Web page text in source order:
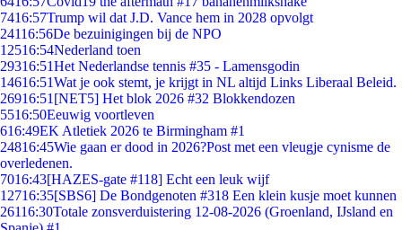
7416:57Trump wil dat J.D. Vance hem in 2028 opvolgt
24116:56De bezuinigingen bij de NPO
12516:54Nederland toen
29316:51Het Nederlandse tennis #35 - Lamensgodin
14616:51Wat je ook stemt, je krijgt in NL altijd Links Liberaal Beleid.
26916:51 [NET5] Het blok 2026 #32 Blokkendozen
5516:50Eeuwig voortleven
616:49EK Atletiek 2026 te Birmingham #1
24816:45Wie gaan er dood in 2026?Post met een vleugje cynisme de
overledenen.
7016:43[HAZES-gate #118] Echt een leuk wijf
12716:35[SBS6] De Bondgenoten #318 Een klein kusje moet kunnen
26116:30Totale zonsverduistering 12-08-2026 (Groenland, IJsland en